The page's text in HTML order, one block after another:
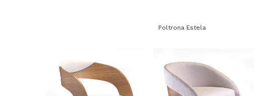
Poltrona Estela